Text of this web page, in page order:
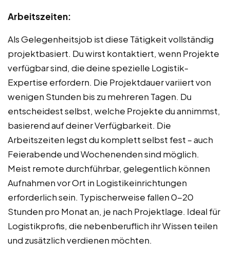
Arbeitszeiten:
Als Gelegenheitsjob ist diese Tätigkeit vollständig
projektbasiert. Du wirst kontaktiert, wenn Projekte
verfügbar sind, die deine spezielle Logistik-
Expertise erfordern. Die Projektdauer variiert von
wenigen Stunden bis zu mehreren Tagen. Du
entscheidest selbst, welche Projekte du annimmst,
basierend auf deiner Verfügbarkeit. Die
Arbeitszeiten legst du komplett selbst fest – auch
Feierabende und Wochenenden sind möglich.
Meist remote durchführbar, gelegentlich können
Aufnahmen vor Ort in Logistikeinrichtungen
erforderlich sein. Typischerweise fallen 0-20
Stunden pro Monat an, je nach Projektlage. Ideal für
Logistikprofis, die nebenberuflich ihr Wissen teilen
und zusätzlich verdienen möchten.